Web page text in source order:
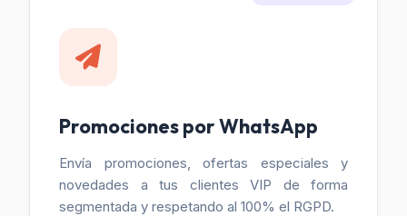
Promociones por WhatsApp
Envía promociones, ofertas especiales y
novedades a tus clientes VIP de forma
segmentada y respetando al 100% el RGPD.